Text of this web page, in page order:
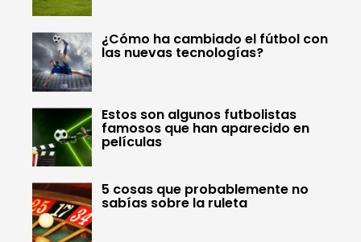
¿Cómo ha cambiado el fútbol con
las nuevas tecnologías?
Estos son algunos futbolistas
famosos que han aparecido en
películas
5 cosas que probablemente no
sabías sobre la ruleta